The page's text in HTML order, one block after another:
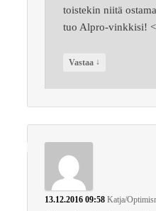
toistekin niitä
tuo Alpro-vinkkisi!
Vastaa ↓
13.12.2016 09:58 Katja/